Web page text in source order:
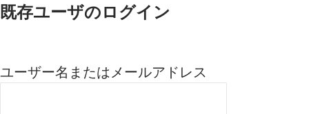
既存ユーザのログイン
ユーザー名またはメールアドレス